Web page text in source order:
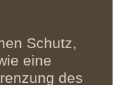
Schutz,
eine
des